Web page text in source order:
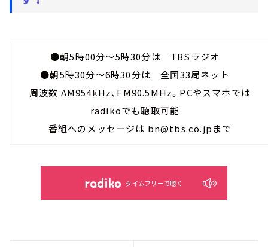
●朝5時00分～5時30分は TBSラジオ
●朝5時30分～6時30分は 全国33局ネット
周波数 AM954kHz、FM90.5MHz。PCやスマホでは
radikoでも聴取可能
番組へのメッセージは bn@tbs.co.jpまで
タイムフリーで聴く